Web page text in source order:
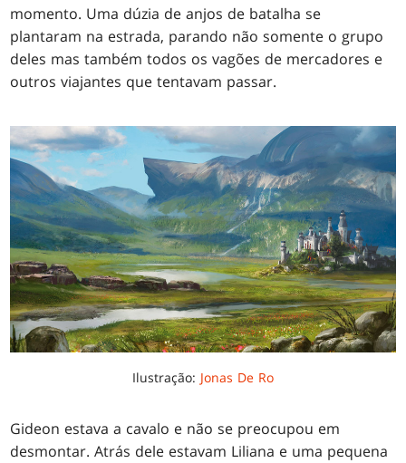
momento. Uma dúzia de anjos de batalha se
plantaram na estrada, parando não somente o grupo
deles mas também todos os vagões de mercadores e
outros viajantes que tentavam passar.
Ilustração: Jonas De Ro
Gideon estava a cavalo e não se preocupou em
desmontar. Atrás dele estavam Liliana e uma pequena